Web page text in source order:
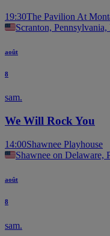
19:30The Pavilion At
Scranton,
août
8
sam.
We Will Rock You
14:00Shawnee Playhouse
Shawnee on Delaware,
août
8
sam.